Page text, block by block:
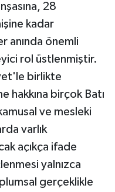
28
kadar
anında önemli
rol üstlenmiştir.
birlikte
hakkına birçok Batı
ve mesleki
varlık
açıkça ifade
yalnızca
gerçeklikle